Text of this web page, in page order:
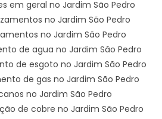
em geral no Jardim São Pedro
no Jardim São Pedro
no Jardim São Pedro
de agua no Jardim São Pedro
de esgoto no Jardim São Pedro
de gas no Jardim São Pedro
no Jardim São Pedro
de cobre no Jardim São Pedro